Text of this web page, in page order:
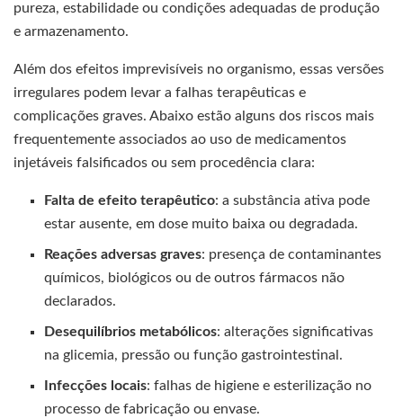
pureza, estabilidade ou condições adequadas de produção
e armazenamento.
Além dos efeitos imprevisíveis no organismo, essas versões
irregulares podem levar a falhas terapêuticas e
complicações graves. Abaixo estão alguns dos riscos mais
frequentemente associados ao uso de medicamentos
injetáveis falsificados ou sem procedência clara:
Falta de efeito terapêutico: a substância ativa pode
estar ausente, em dose muito baixa ou degradada.
Reações adversas graves: presença de contaminantes
químicos, biológicos ou de outros fármacos não
declarados.
Desequilíbrios metabólicos: alterações significativas
na glicemia, pressão ou função gastrointestinal.
Infecções locais: falhas de higiene e esterilização no
processo de fabricação ou envase.